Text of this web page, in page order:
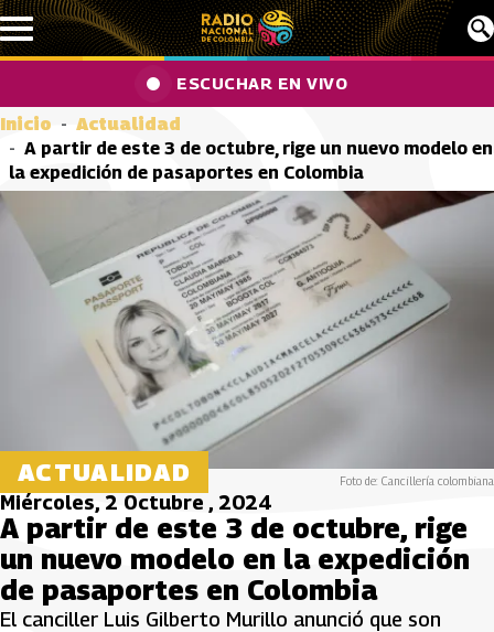
Pasar al contenido principal
ESCUCHAR EN VIVO
Inicio
Actualidad
A partir de este 3 de octubre, rige un nuevo modelo en
la expedición de pasaportes en Colombia
ACTUALIDAD Foto de: Cancillería colombiana
Miércoles, 2 Octubre , 2024
A partir de este 3 de octubre, rige
un nuevo modelo en la expedición
de pasaportes en Colombia
El canciller Luis Gilberto Murillo anunció que son